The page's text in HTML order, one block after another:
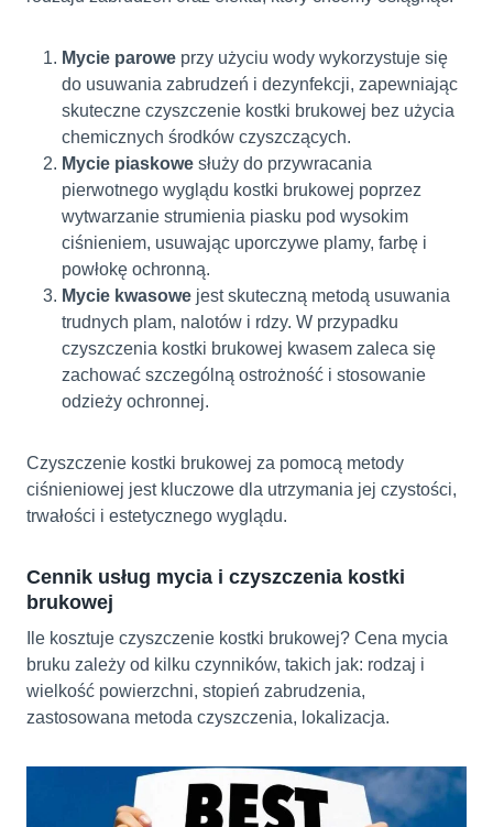
Mycie parowe przy użyciu wody wykorzystuje się
do usuwania zabrudzeń i dezynfekcji, zapewniając
skuteczne czyszczenie kostki brukowej bez użycia
chemicznych środków czyszczących.
Mycie piaskowe służy do przywracania
pierwotnego wyglądu kostki brukowej poprzez
wytwarzanie strumienia piasku pod wysokim
ciśnieniem, usuwając uporczywe plamy, farbę i
powłokę ochronną.
Mycie kwasowe jest skuteczną metodą usuwania
trudnych plam, nalotów i rdzy. W przypadku
czyszczenia kostki brukowej kwasem zaleca się
zachować szczególną ostrożność i stosowanie
odzieży ochronnej.
Czyszczenie kostki brukowej za pomocą metody
ciśnieniowej jest kluczowe dla utrzymania jej czystości,
trwałości i estetycznego wyglądu.
Cennik usług mycia i czyszczenia kostki
brukowej
Ile kosztuje czyszczenie kostki brukowej? Cena mycia
bruku zależy od kilku czynników, takich jak: rodzaj i
wielkość powierzchni, stopień zabrudzenia,
zastosowana metoda czyszczenia, lokalizacja.